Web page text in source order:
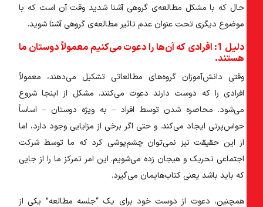
حال که با مشکل مطالعه‌ی گروهی آشنا شدید وقت آن است که با
موضوع دیگری تحت عنوان عدم تاثیر مطالعه‌ی گروهی آشنا شوید.
دلیل 1: افرادی که آن‌ها را دعوت می‌کنیم معمولاً دوستان ما
هستند.
وقتی دانش‌آموزان گروه‌های مطالعاتی تشکیل می‌دهند، معمولاً
افرادی را که دوست دارند دعوت می‌کنند. مشکل از اینجا شروع
می‌شود. محاصره شدن توسط افراد – به ویژه دوستان – اساساً
حواس‌پرتی ایجاد می‌کند. و حتی اگر برخی از مزایایی وجود دارد، اما
از این حقیقت نیز نمی‌توان چشم‌پوشی کرد که ما توسط شرکت
اجتماعی تحریک و هیجان زده می‌شویم. این امر تمرکز ما را از جایی
که باید باشد یعنی کتاب‌هایمان می‌گیرد.
همچنین، دعوت از دوست خود برای یک “جلسه مطالعه” یکی از